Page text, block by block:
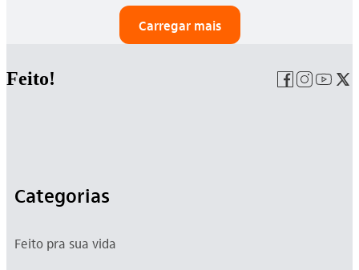
Carregar mais
Feito!
Categorias
Feito pra sua vida